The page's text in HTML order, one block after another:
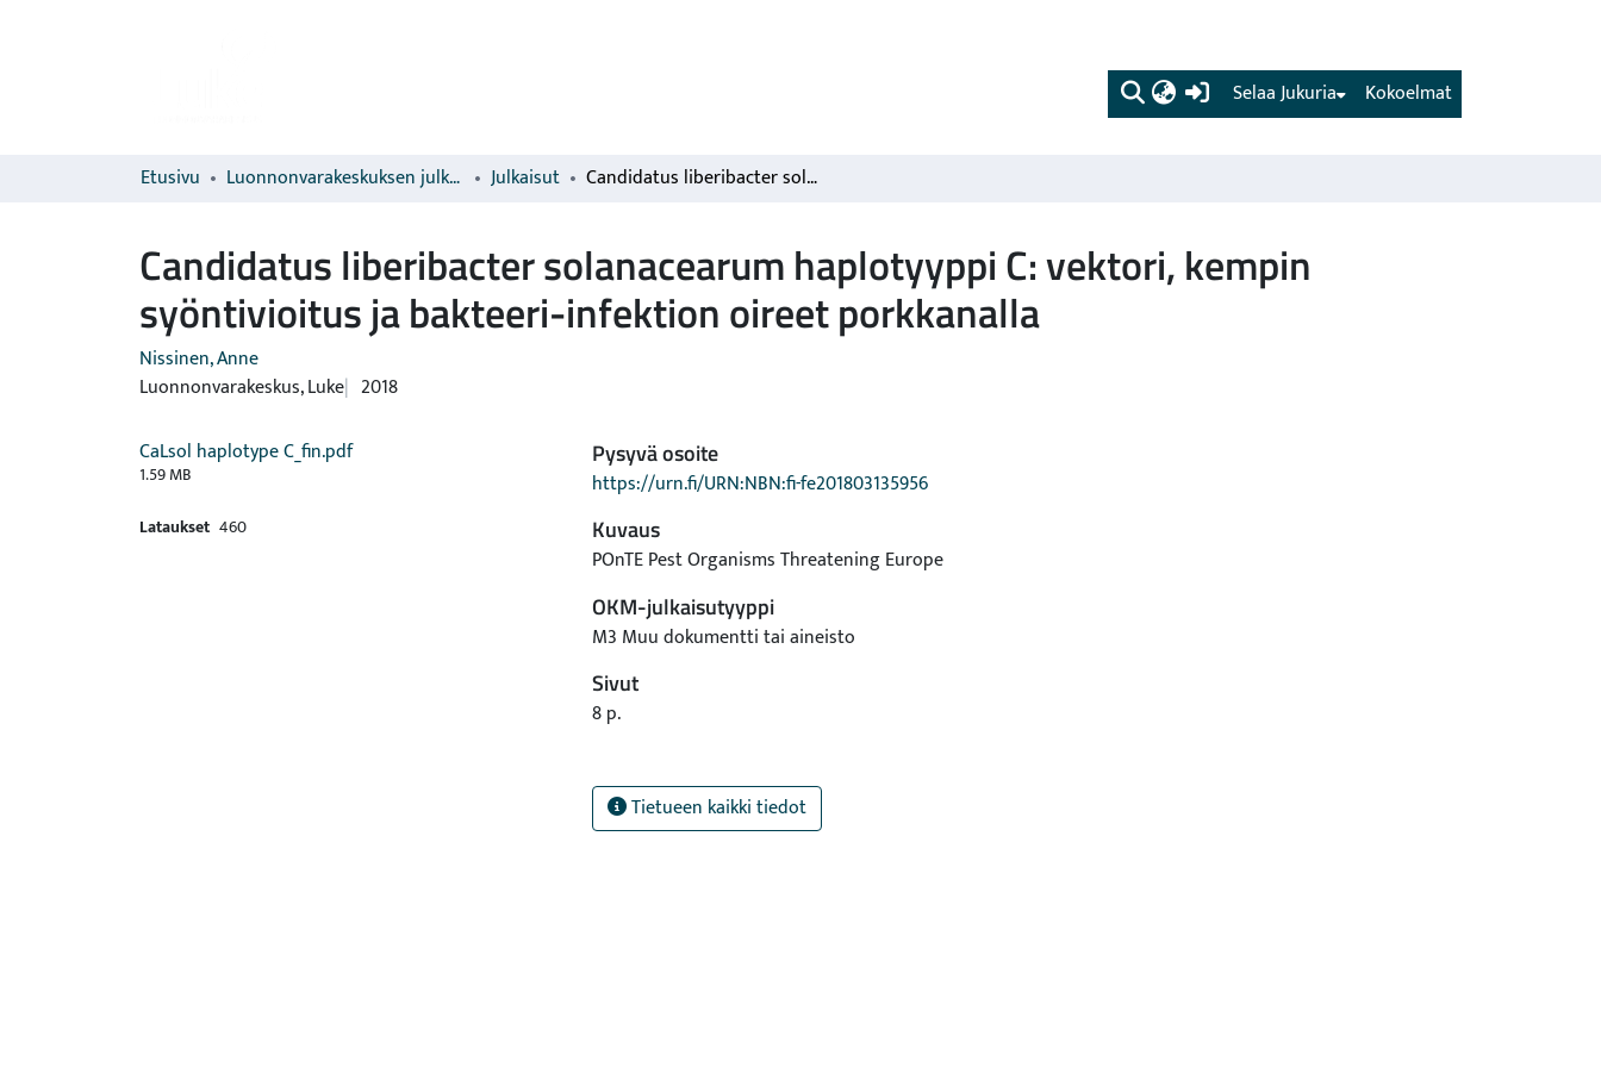
(current) Kokoelmat
Selaa Jukuria
Etusivu Luonnonvarakeskuksen julkaisut Julkaisut Candidatus liberibacter solanacearum haplotyyppi C: vektori, kempin syöntivioitus ja bakteeri-infektion oireet porkkanalla
Candidatus liberibacter solanacearum haplotyyppi C: vektori, kempin
syöntivioitus ja bakteeri-infektion oireet porkkanalla
Nissinen, Anne
Luonnonvarakeskus, Luke 2018
CaLsol haplotype C_fin.pdf
1.59 MB
Lataukset 460
Pysyvä osoite
https://urn.fi/URN:NBN:fi-fe201803135956
Kuvaus
POnTE Pest Organisms Threatening Europe
OKM-julkaisutyyppi
M3 Muu dokumentti tai aineisto
Sivut
8 p.
Tietueen kaikki tiedot